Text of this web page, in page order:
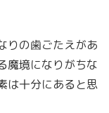
りの歯ごたえがあ
魔境になりがちな
は十分にあると思